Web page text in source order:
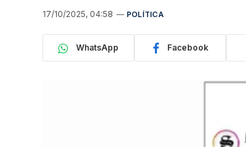
17/10/2025, 04:58 POLÍTICA
WhatsApp Facebook